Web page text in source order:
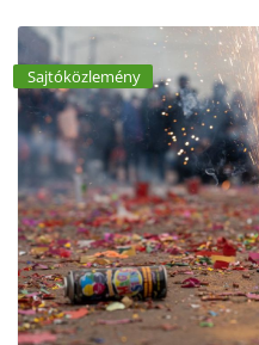
Sajtóközlemény